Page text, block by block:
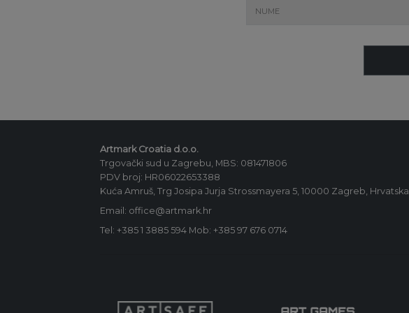
Artmark Croatia d.o.o.
Trgovački sud u Zagrebu, MBS: 081471806
PDV broj: HR06022653388
Kuća Amruš, Trg Josipa Jurja Strossmayera 5, 10000 Zagreb, Hrvatska
Email: office@artmark.hr
Tel: +385 1 3885 594 Mob: +385 97 676 0714